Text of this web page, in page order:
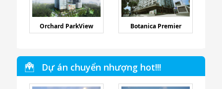
Orchard ParkView Botanica Premier
Dự án chuyển nhượng hot!!!